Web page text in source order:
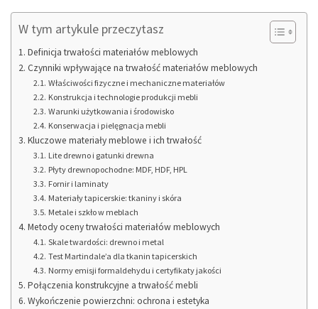
W tym artykule przeczytasz
Definicja trwałości materiałów meblowych
Czynniki wpływające na trwałość materiałów meblowych
Właściwości fizyczne i mechaniczne materiałów
Konstrukcja i technologie produkcji mebli
Warunki użytkowania i środowisko
Konserwacja i pielęgnacja mebli
Kluczowe materiały meblowe i ich trwałość
Lite drewno i gatunki drewna
Płyty drewnopochodne: MDF, HDF, HPL
Fornir i laminaty
Materiały tapicerskie: tkaniny i skóra
Metale i szkło w meblach
Metody oceny trwałości materiałów meblowych
Skale twardości: drewno i metal
Test Martindale’a dla tkanin tapicerskich
Normy emisji formaldehydu i certyfikaty jakości
Połączenia konstrukcyjne a trwałość mebli
Wykończenie powierzchni: ochrona i estetyka